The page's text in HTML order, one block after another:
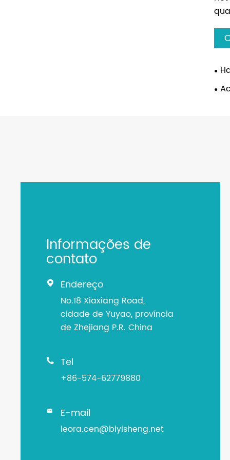
Informações de
contato
 Endereço
No.18 Xiaxiang Road,
cidade de Yuyao, província
de Zhejiang P.R. China
 Tel
+86-574-62779880
 E-mail
leora.cen@biyisheng.net